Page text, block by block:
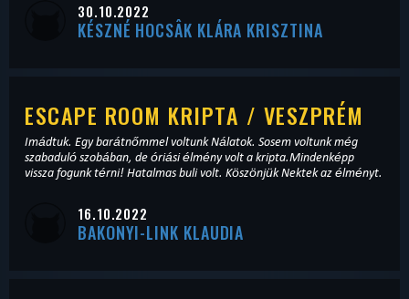
30.10.2022
KÉSZNÉ HOCSÂK KLÁRA KRISZTINA
ESCAPE ROOM KRIPTA / VESZPRÉM
Imádtuk. Egy barátnőmmel voltunk Nálatok. Sosem voltunk még
szabaduló szobában, de óriási élmény volt a kripta.Mindenképp
vissza fogunk térni! Hatalmas buli volt. Köszönjük Nektek az élményt.
16.10.2022
BAKONYI-LINK KLAUDIA